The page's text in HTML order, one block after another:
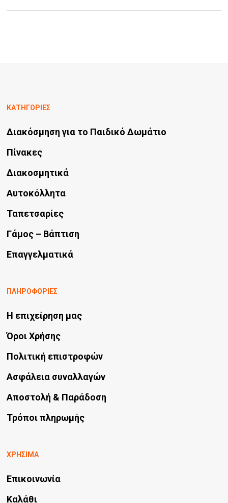
ΚΑΤΗΓΟΡΙΕΣ
Διακόσμηση για το Παιδικό Δωμάτιο
Πίνακες
Διακοσμητικά
Αυτοκόλλητα
Ταπετσαρίες
Γάμος – Βάπτιση
Επαγγελματικά
ΠΛΗΡΟΦΟΡΙΕΣ
Η επιχείρηση μας
Όροι Χρήσης
Πολιτική επιστροφών
Ασφάλεια συναλλαγών
Αποστολή & Παράδοση
Τρόποι πληρωμής
ΧΡΗΣΙΜΑ
Επικοινωνία
Καλάθι